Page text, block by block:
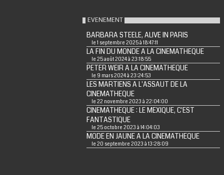
EVENEMENT
BARBARA STEELE, ALIVE IN PARIS
le 1 septembre 2025 à 18:47:11
LA FIN DU MONDE A LA CINEMATHEQUE
le 25 août 2024 à 23:18:55
PETER WEIR A LA CINEMATHEQUE
le 9 mars 2024 à 23:24:53
LES MARTIENS A L'ASSAUT DE LA
CINEMATHEQUE
le 22 novembre 2023 à 22:04:00
CINEMATHEQUE : LE MEXIQUE, C'EST
FANTASTIQUE
le 25 octobre 2023 à 14:04:03
MODE EN JAUNE A LA CINEMATHEQUE
le 20 septembre 2023 à 13:28:09